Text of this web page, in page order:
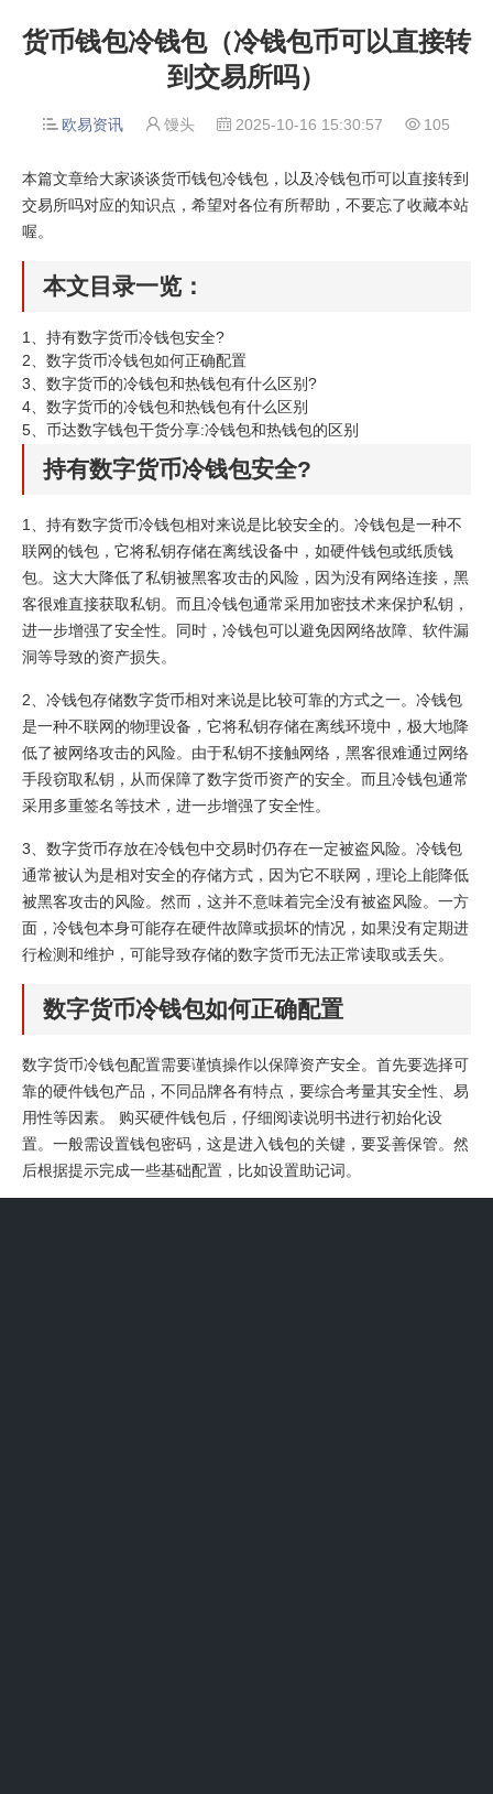
货币钱包冷钱包（冷钱包币可以直接转
到交易所吗）
 欧易资讯  馒头  2025-10-16 15:30:57  105
本篇文章给大家谈谈货币钱包冷钱包，以及冷钱包币可以直接转到
交易所吗对应的知识点，希望对各位有所帮助，不要忘了收藏本站
喔。
本文目录一览：
1、 持有数字货币冷钱包安全?
2、 数字货币冷钱包如何正确配置
3、 数字货币的冷钱包和热钱包有什么区别?
4、 数字货币的冷钱包和热钱包有什么区别
5、 币达数字钱包干货分享:冷钱包和热钱包的区别
持有数字货币冷钱包安全?
1、持有数字货币冷钱包相对来说是比较安全的。冷钱包是一种不
联网的钱包，它将私钥存储在离线设备中，如硬件钱包或纸质钱
包。这大大降低了私钥被黑客攻击的风险，因为没有网络连接，黑
客很难直接获取私钥。而且冷钱包通常采用加密技术来保护私钥，
进一步增强了安全性。同时，冷钱包可以避免因网络故障、软件漏
洞等导致的资产损失。
2、冷钱包存储数字货币相对来说是比较可靠的方式之一。冷钱包
是一种不联网的物理设备，它将私钥存储在离线环境中，极大地降
低了被网络攻击的风险。由于私钥不接触网络，黑客很难通过网络
手段窃取私钥，从而保障了数字货币资产的安全。而且冷钱包通常
采用多重签名等技术，进一步增强了安全性。
3、数字货币存放在冷钱包中交易时仍存在一定被盗风险。冷钱包
通常被认为是相对安全的存储方式，因为它不联网，理论上能降低
被黑客攻击的风险。然而，这并不意味着完全没有被盗风险。一方
面，冷钱包本身可能存在硬件故障或损坏的情况，如果没有定期进
行检测和维护，可能导致存储的数字货币无法正常读取或丢失。
数字货币冷钱包如何正确配置
数字货币冷钱包配置需要谨慎操作以保障资产安全。首先要选择可
靠的硬件钱包产品，不同品牌各有特点，要综合考量其安全性、易
用性等因素。 购买硬件钱包后，仔细阅读说明书进行初始化设
置。一般需设置钱包密码，这是进入钱包的关键，要妥善保管。然
后根据提示完成一些基础配置，比如设置助记词。